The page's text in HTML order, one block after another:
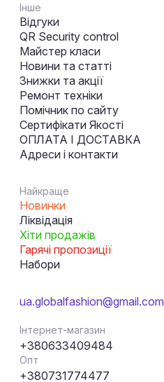
Інше
Відгуки
QR Security control
Майстер класи
Новини та статті
Знижки та акції
Ремонт техніки
Помічник по сайту
Сертифікати Якості
ОПЛАТА І ДОСТАВКА
Адреси і контакти
Найкраще
Новинки
Ліквідація
Хіти продажів
Гарячі пропозиції
Набори
ua.globalfashion@gmail.com
Інтернет-магазин
+380633409484
Опт
+380731774477